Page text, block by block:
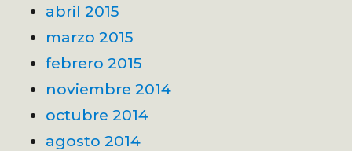
abril 2015
marzo 2015
febrero 2015
noviembre 2014
octubre 2014
agosto 2014